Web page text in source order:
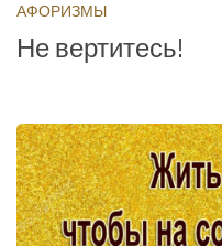
АФОРИЗМЫ
Не вертитесь!